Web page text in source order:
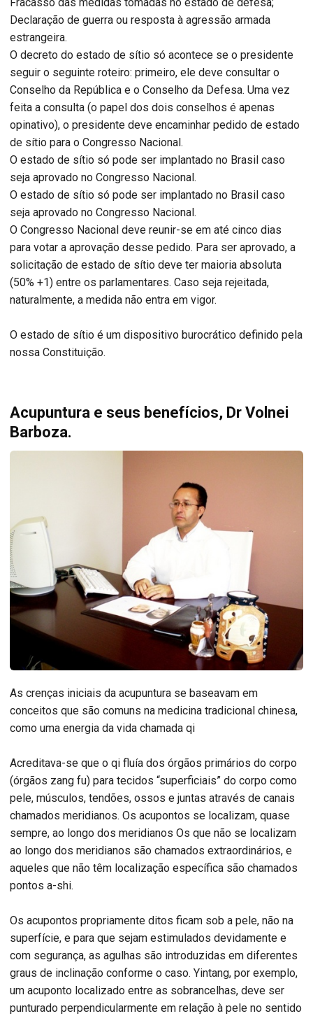
Declaração de guerra ou resposta à agressão armada
estrangeira.
O decreto do estado de sítio só acontece se o presidente
seguir o seguinte roteiro: primeiro, ele deve consultar o
Conselho da República e o Conselho da Defesa. Uma vez
feita a consulta (o papel dos dois conselhos é apenas
opinativo), o presidente deve encaminhar pedido de estado
de sítio para o Congresso Nacional.
O estado de sítio só pode ser implantado no Brasil caso
seja aprovado no Congresso Nacional.
O estado de sítio só pode ser implantado no Brasil caso
seja aprovado no Congresso Nacional.
O Congresso Nacional deve reunir-se em até cinco dias
para votar a aprovação desse pedido. Para ser aprovado, a
solicitação de estado de sítio deve ter maioria absoluta
(50% +1) entre os parlamentares. Caso seja rejeitada,
naturalmente, a medida não entra em vigor.
O estado de sítio é um dispositivo burocrático definido pela
nossa Constituição.
Acupuntura e seus benefícios, Dr Volnei
Barboza.
As crenças iniciais da acupuntura se baseavam em
conceitos que são comuns na medicina tradicional chinesa,
como uma energia da vida chamada qi
Acreditava-se que o qi fluía dos órgãos primários do corpo
(órgãos zang fu) para tecidos “superficiais” do corpo como
pele, músculos, tendões, ossos e juntas através de canais
chamados meridianos. Os acupontos se localizam, quase
sempre, ao longo dos meridianos Os que não se localizam
ao longo dos meridianos são chamados extraordinários, e
aqueles que não têm localização específica são chamados
pontos a-shi.
Os acupontos propriamente ditos ficam sob a pele, não na
superfície, e para que sejam estimulados devidamente e
com segurança, as agulhas são introduzidas em diferentes
graus de inclinação conforme o caso. Yintang, por exemplo,
um acuponto localizado entre as sobrancelhas, deve ser
punturado perpendicularmente em relação à pele no sentido